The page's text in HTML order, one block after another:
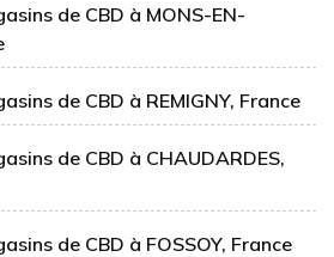
de CBD à MONS-EN-
de CBD à REMIGNY, France
de CBD à CHAUDARDES,
de CBD à FOSSOY, France